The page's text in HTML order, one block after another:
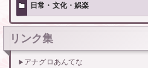
日常・文化・娯楽
リンク集
アナグロあんてな